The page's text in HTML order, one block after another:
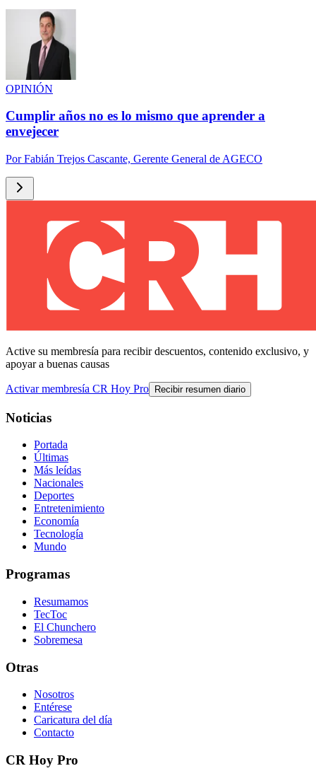
OPINIÓN
Cumplir años no es lo mismo que aprender a
envejecer
PorFabián Trejos Cascante, Gerente General de AGECO
Active su membresía para recibir descuentos, contenido exclusivo, y
apoyar a buenas causas
Activar membresía CR Hoy Pro Recibir resumen diario
Noticias
Portada
Últimas
Más leídas
Nacionales
Deportes
Entretenimiento
Economía
Tecnología
Mundo
Programas
Resumamos
TecToc
El Chunchero
Sobremesa
Otras
Nosotros
Entérese
Caricatura del día
Contacto
CR Hoy Pro